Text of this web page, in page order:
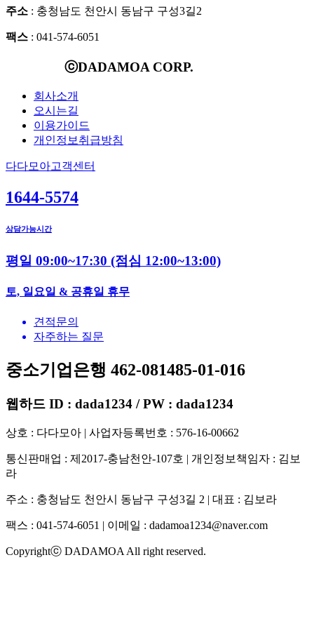
주소 : 충청남도 천안시 동남구 구성3길2
팩스 : 041-574-6051
ⓒDADAMOA CORP.
회사소개
오시는길
이용가이드
개인정보취급방침
다다모아고객센터
1644-5574
상담가능시간
평일 09:00~17:30 (점심 12:00~13:00)
토, 일요일 & 공휴일 휴무
견적문의
자주하는 질문
중소기업은행 462-081485-01-016
웹하드 ID : dada1234 / PW : dada1234
상호 : 다다모아 | 사업자등록번호 : 576-16-00662
통신판매업 : 제2017-충남천안-107호 | 개인정보책임자 : 김보
라
주소 : 충청남도 천안시 동남구 구성3길 2 | 대표 : 김보라
팩스 : 041-574-6051 | 이메일 : dadamoa1234@naver.com
Copyrightⓒ DADAMOA All right reserved.